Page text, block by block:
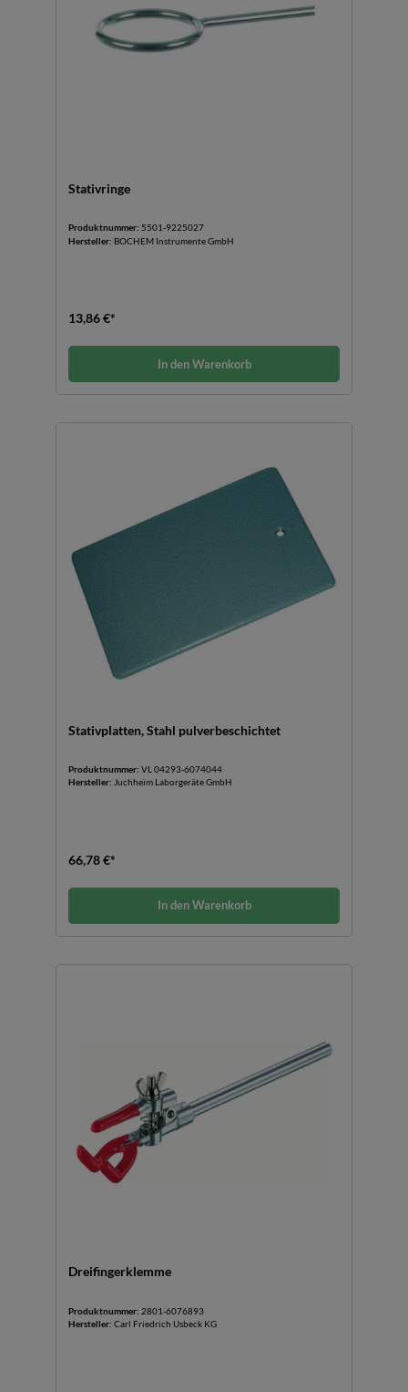
Stativringe
Produktnummer: 5501-9225027
Hersteller: BOCHEM Instrumente GmbH
13,86 €*
In den Warenkorb
Stativplatten, Stahl pulverbeschichtet
Produktnummer: VL 04293-6074044
Hersteller: Juchheim Laborgeräte GmbH
66,78 €*
In den Warenkorb
Dreifingerklemme
Produktnummer: 2801-6076893
Hersteller: Carl Friedrich Usbeck KG